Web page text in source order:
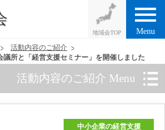
menu
Menu
活動内容のご紹介
議所と「経営支援セミナー」を開催しました
活動内容のご紹介 Menu
中小企業の経営支援